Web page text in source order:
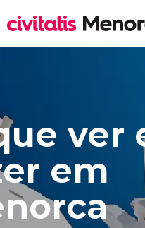
ver
em